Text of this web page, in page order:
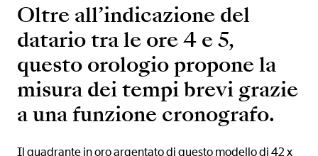
Oltre all’indicazione del
datario tra le ore 4 e 5,
questo orologio propone la
misura dei tempi brevi grazie
a una funzione cronografo.
Il quadrante in oro argentato di questo modello di 42 x